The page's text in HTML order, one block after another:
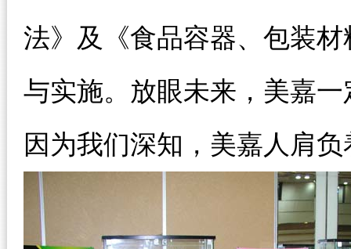
法》及《食品容器、包装
与实施。放眼未来，美嘉
因为我们深知，美嘉人肩